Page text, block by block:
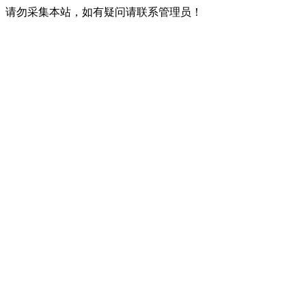
请勿采集本站，如有疑问请联系管理员！